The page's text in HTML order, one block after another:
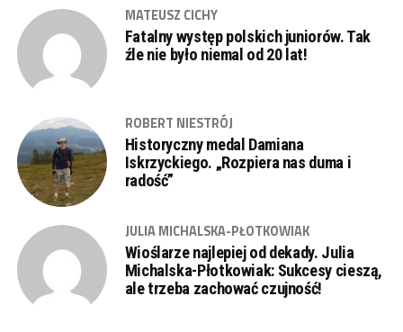
MATEUSZ CICHY
Fatalny występ polskich juniorów. Tak
źle nie było niemal od 20 lat!
ROBERT NIESTRÓJ
Historyczny medal Damiana
Iskrzyckiego. „Rozpiera nas duma i
radość”
JULIA MICHALSKA-PŁOTKOWIAK
Wioślarze najlepiej od dekady. Julia
Michalska-Płotkowiak: Sukcesy cieszą,
ale trzeba zachować czujność!